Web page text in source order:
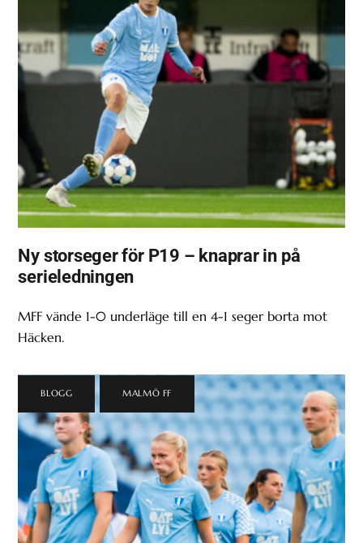
Ny storseger för P19 – knaprar in på
serieledningen
MFF vände 1-0 underläge till en 4-1 seger borta mot
Häcken.
BLOGG , MALMÖ FF